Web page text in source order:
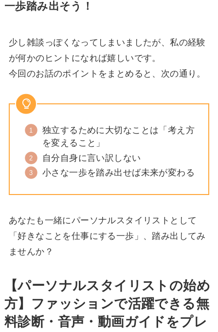
一歩踏み出そう！
少し雑談っぽくなってしまいましたが、私の経験
が何かのヒントになれば嬉しいです。
今回のお話のポイントをまとめると、次の通り。
独立するために大切なことは「考え方
を変えること」
自分自身に言い訳しない
小さな一歩を踏み出せば未来が変わる
あなたも一緒にパーソナルスタイリストとして
「好きなことを仕事にする一歩」、踏み出してみ
ませんか？
【パーソナルスタイリストの始め
方】ファッションで活躍できる無
料診断・音声・動画ガイドをプレ